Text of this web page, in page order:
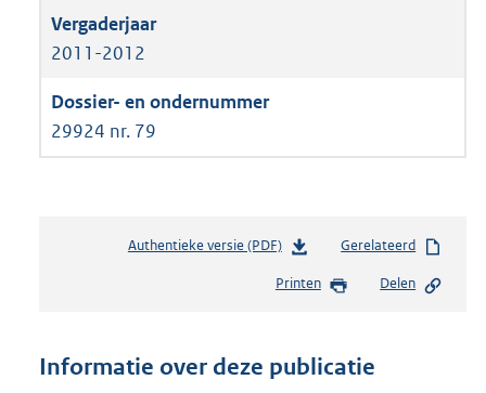
2011-2012
29924 nr. 79
Authentieke versie (PDF)b
s
n
Gerelateerd
Printen Delen
Informatie over deze publicatie